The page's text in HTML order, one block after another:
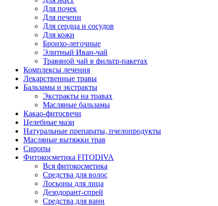
Для почек
Для печени
Для сердца и сосудов
Для кожи
Бронхо-легочные
Элитный Иван-чай
Травяной чай в фильтр-пакетах
Комплексы лечения
Лекарственные травы
Бальзамы и экстракты
Экстракты на травах
Масляные бальзамы
Какао-фитосвечи
Целебные мази
Натуральные препараты, пчелопродукты
Масляные вытяжки трав
Сиропы
Фитокосметика FITODIVA
Вся фитокосметика
Средства для волос
Лосьоны для лица
Дезодорант-спрей
Средства для ванн